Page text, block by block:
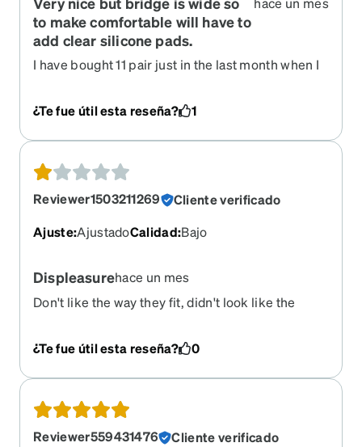
to make comfortable will have to
add clear silicone pads.
I have bought 11 pair just in the last month when I
were literally a third of optometrist and half of
what Costco wanted. I am fairly near sighted so I
wear all day every day. I would recommend Zenni
am just disappointed with this particular pair of
glasses. The bridge is just too wide even though it
says it’s a 17 mm.
¿Te fue útil esta reseña? 1
Reviewer1503211269
Cliente verificado
Ajuste:AjustadoCalidad:Bajo
Displeasurehace un mes
Don't like the way they fit, didn't look like the
¿Te fue útil esta reseña?
0
Reviewer559431476
Cliente verificado